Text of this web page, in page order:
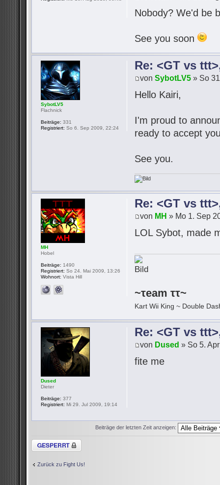
Nobody? We'd be
See you soon
Re: <GT vs
vonSybotLV5 » So
Hello Kairi,
I'm proud to
ready to accept
See you.
SybotLV5
Flachnick
Beiträge: 331
Registriert: So 6. Sep 2009, 22:24
Re: <GT vs
von MH » Mo 1. Sep
LOL Sybot, made
~τeam ττ~
Kart Wii King ~ Double
MH
Hobel
Beiträge: 1490
Registriert: So 24. Mai 2009, 13:26
Wohnort: Vista Hill
Re: <GT vs
von Dused » So 5.
fite me
Dused
Dieter
Beiträge: 377
Registriert: Mi 29. Jul 2009, 19:14
Beiträge der letzten Zeit anzeigen:
Thema gesperrt
Zurück zu Fight Us!